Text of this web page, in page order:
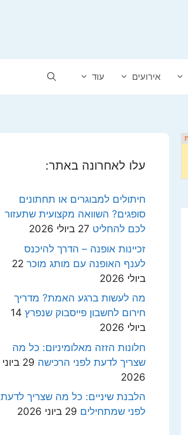
אירועים עוד
עלו לאחרונה באתר:
חיתולים למבוגרים או תחתונים
סופגים? השוואה מקצועית שתעזור
לכם להחליט 27 ביולי 2026
זכיינות אופנה – הדרך להיכנס
לענף האופנה עם מותג מוכר 22
ביולי 2026
מה לעשות ברגע האמת? מדריך
חירום לחשבון פייסבוק שנפרץ 14
ביולי 2026
חלונות הזזה מאלומיניום: כל מה
שצריך לדעת לפני הרכישה
29 ביוני
2026
הלבנת שיניים: כל מה שצריך לדעת
לפני שמתחילים 29 ביוני 2026